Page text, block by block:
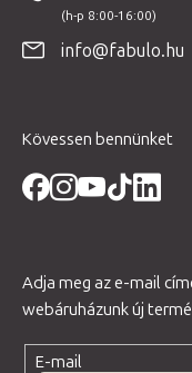
info@fabulo.hu
Kövessen bennünket
Adja meg az e-mail
webáruházunk új
E-mail